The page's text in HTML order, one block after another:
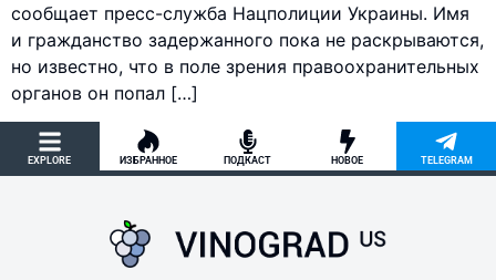
сообщает пресс-служба Нацполиции Украины. Имя
и гражданство задержанного пока не раскрываются,
но известно, что в поле зрения правоохранительных
органов он попал […]
EXPLORE ИЗБРАННОЕ ПОДКАСТ НОВОЕ TELEGRAM